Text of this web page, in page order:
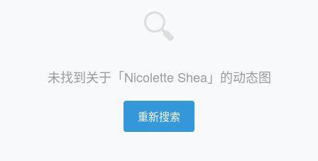
🔍
未找到关于「Nicolette Shea」的动态图
重新搜索